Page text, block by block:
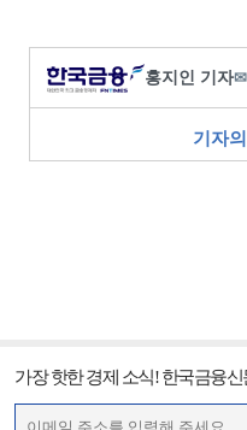
홍지인 기자✉
기자
가장 핫한 경제 소식! 한국금융신